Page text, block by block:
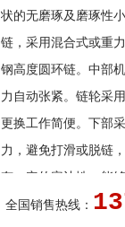
状的无磨琢及磨琢性
链，采用混合式或重
钢高度圆环链。中部
力自动张紧。链轮采
更换工作简便。下部
力，避免打滑或脱链
有一定的容让性，能
适用于输送堆积密度
全国销售热线：